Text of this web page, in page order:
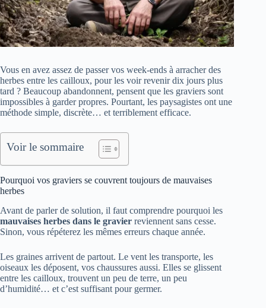
Vous en avez assez de passer vos week-ends à arracher des
herbes entre les cailloux, pour les voir revenir dix jours plus
tard ? Beaucoup abandonnent, pensent que les graviers sont
impossibles à garder propres. Pourtant, les paysagistes ont une
méthode simple, discrète… et terriblement efficace.
Voir le sommaire
Pourquoi vos graviers se couvrent toujours de mauvaises
herbes
Avant de parler de solution, il faut comprendre pourquoi les
mauvaises herbes dans le gravier reviennent sans cesse.
Sinon, vous répéterez les mêmes erreurs chaque année.
Les graines arrivent de partout. Le vent les transporte, les
oiseaux les déposent, vos chaussures aussi. Elles se glissent
entre les cailloux, trouvent un peu de terre, un peu
d’humidité… et c’est suffisant pour germer.